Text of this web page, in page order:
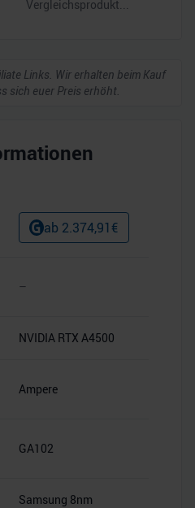
Links. Wir erhalten beim Kauf
sich euer Preis erhöht.
ab 2.374,91€
–
NVIDIA RTX A4500
Ampere
GA102
Samsung 8nm